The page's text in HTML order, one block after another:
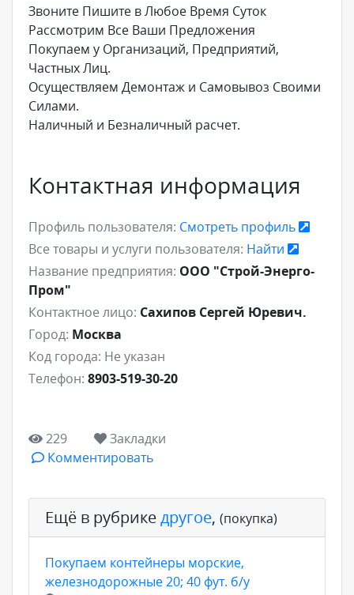
Звоните Пишите в Любое Время Суток
Рассмотрим Все Ваши Предложения
Покупаем у Организаций, Предприятий,
Частных Лиц.
Осуществляем Демонтаж и Самовывоз Своими
Силами.
Наличный и Безналичный расчет.
Контактная информация
Профиль пользователя: Смотреть профиль
Все товары и услуги пользователя: Найти
Название предприятия: ООО "Строй-Энерго-
Пром"
Контактное лицо: Сахипов Сергей Юревич.
Город: Москва
Код города: Не указан
Телефон: 8903-519-30-20
229
Закладки
Комментировать
Ещё в рубрикедругое, (покупка)
Покупаем контейнеры морские,
железнодорожные 20; 40 фут. б/у